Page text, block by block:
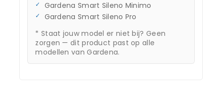
Gardena Smart Sileno Minimo
Gardena Smart Sileno Pro
* Staat jouw model er niet bij? Geen
zorgen — dit product past op alle
modellen van Gardena.